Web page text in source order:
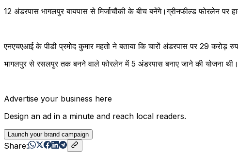
12 अंडरपास भागलपुर बायपास से मिर्जाचौकी के बीच बनेंगे।ग्रीनफील्ड फोरलेन
एनएचएआई के पीडी प्रमोद कुमार महतो ने बताया कि चारों अंडरपास पर 29 करोड़
भागलपुर से रसलपुर तक बनने वाले फोरलेन में 5 अंडरपास बनाए जाने की योजना
Advertise your business here
Design an ad in a minute and reach local readers.
Launch your brand campaign
Share: